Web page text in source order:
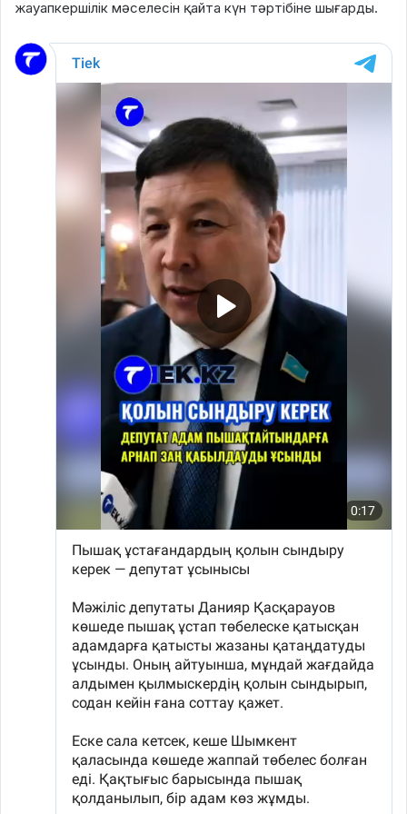
жауапкершілік мәселесін қайта күн тәртібіне шығарды.